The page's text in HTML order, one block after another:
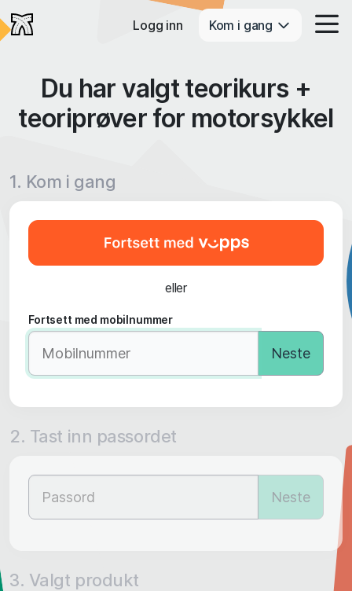
Logg inn Kom i gang
Du har valgt teorikurs +
teoriprøver for motorsykkel
1. Kom i gang
eller
Fortsett med mobilnummer
Neste
2. Tast inn passordet
Neste
3. Valgt produkt